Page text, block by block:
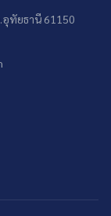
อุทัยธานี 61150